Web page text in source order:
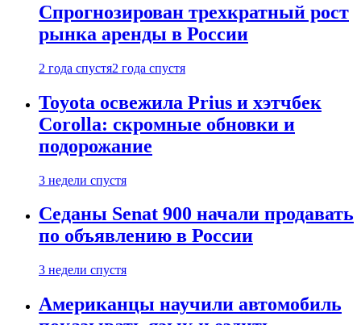
Спрогнозирован трехкратный рост
рынка аренды в России
2 года спустя2 года спустя
Toyota освежила Prius и хэтчбек
Corolla: скромные обновки и
подорожание
3 недели спустя
Седаны Senat 900 начали продавать
по объявлению в России
3 недели спустя
Американцы научили автомобиль